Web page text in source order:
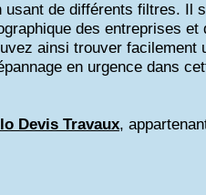
de différents filtres. Il
des entreprises et
ainsi trouver facilement
en urgence dans
Devis Travaux,